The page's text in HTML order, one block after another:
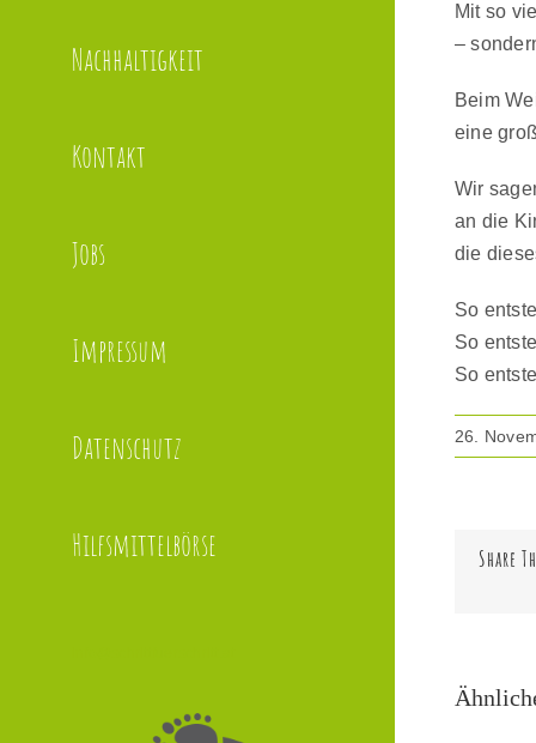
Nachhaltigkeit
Kontakt
Jobs
Impressum
Datenschutz
Hilfsmittelbörse
Mit so
–
Beim
eine
Wir
an die
die
So
So
So
26.
Share